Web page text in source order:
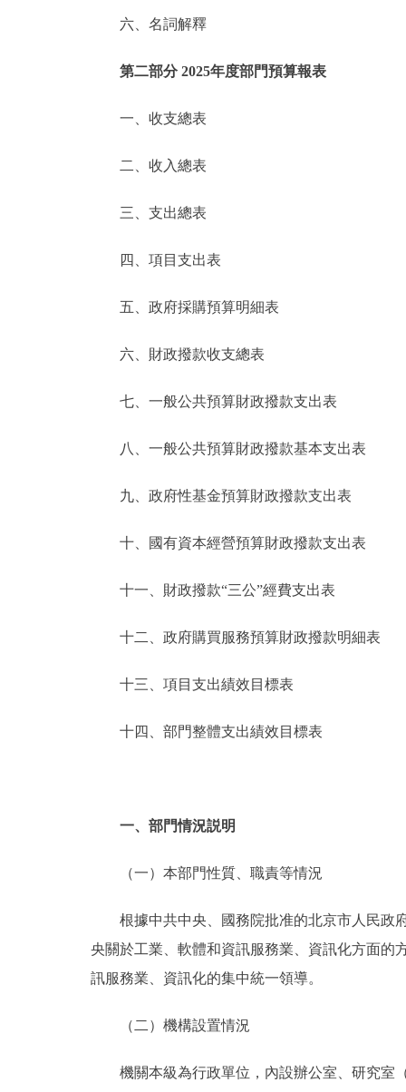
仲介服務
政民互動
12345網上接訴即辦
參與調查
走進北京
北京概況
綠色北京
ENGLISH
六、名詞解釋
第二部分 2025年度部門預算報表
一、收支總表
二、收入總表
三、支出總表
四、項目支出表
五、政府採購預算明細表
六、財政撥款收支總表
七、一般公共預算財政撥款支出表
八、一般公共預算財政撥款基本支出表
九、政府性基金預算財政撥款支出表
十、國有資本經營預算財政撥款支出表
十一、財政撥款“三公”經費支出表
十二、政府購買服務預算財政撥款明細表
十三、項目支出績效目標表
十四、部門整體支出績效目標表
一、部門情況説明
（一）本部門性質、職責等情況
根據中共中央、國務院批准的北京市人民政府
央關於工業、軟體和資訊服務業、資訊化方面的
訊服務業、資訊化的集中統一領導。
（二）機構設置情況
機關本級為行政單位，內設辦公室、研究室（